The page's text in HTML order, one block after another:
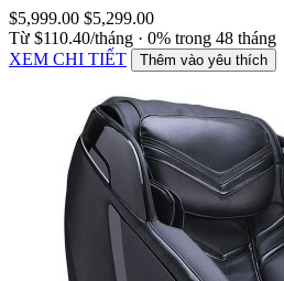
$5,999.00 $5,299.00
Từ $110.40/tháng · 0% trong 48 tháng
XEM CHI TIẾT
Thêm vào yêu thích